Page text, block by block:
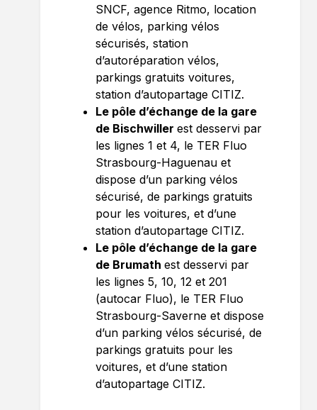
SNCF, agence Ritmo, location
de vélos, parking vélos
sécurisés, station
d’autoréparation vélos,
parkings gratuits voitures,
station d’autopartage CITIZ.
Le pôle d’échange de la gare
de Bischwiller est desservi par
les lignes 1 et 4, le TER Fluo
Strasbourg-Haguenau et
dispose d’un parking vélos
sécurisé, de parkings gratuits
pour les voitures, et d’une
station d’autopartage CITIZ.
Le pôle d’échange de la gare
de Brumath est desservi par
les lignes 5, 10, 12 et 201
(autocar Fluo), le TER Fluo
Strasbourg-Saverne et dispose
d’un parking vélos sécurisé, de
parkings gratuits pour les
voitures, et d’une station
d’autopartage CITIZ.